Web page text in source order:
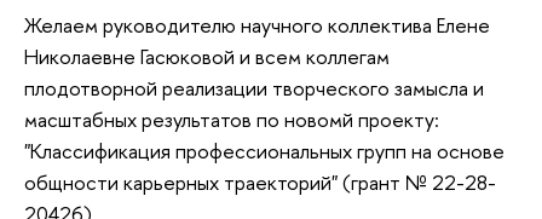
Желаем руководителю научного коллектива Елене
Николаевне Гасюковой и всем коллегам
плодотворной реализации творческого замысла и
масштабных результатов по новомй проекту:
"Классификация профессиональных групп на основе
общности карьерных траекторий" (грант № 22-28-
20426).